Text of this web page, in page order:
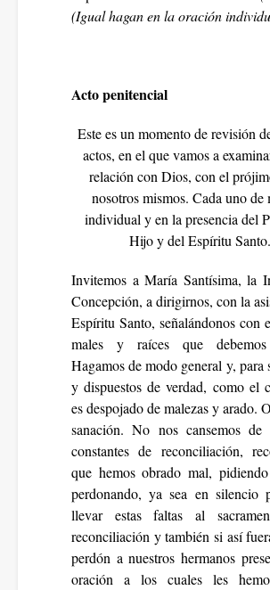
(Igual hagan en la oración
Acto penitencial
Este es un momento de revisión
actos, en el que vamos a
relación con Dios, con el
nosotros mismos. Cada uno de
individual y en la presencia del
Hijo y del Espíritu Santo.
Invitemos a María Santísima, la
Concepción, a dirigirnos, con la
Espíritu Santo, señalándonos con
males y raíces que debemos
Hagamos de modo general y, para
y dispuestos de verdad, como el
es despojado de malezas y arado.
sanación. No nos cansemos de
constantes de reconciliación,
que hemos obrado mal,
perdonando, ya sea en silencio
llevar estas faltas al
reconciliación y también si así
perdón a nuestros hermanos
oración a los cuales les